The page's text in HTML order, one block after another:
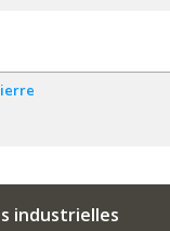
industrielles